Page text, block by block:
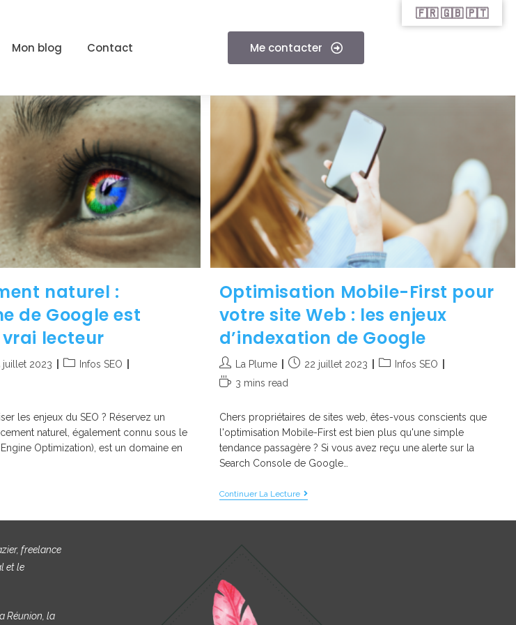
Mon blog Contact Me contacter
naturel :
de Google est
lecteur
juillet 2023
Infos SEO
les enjeux du SEO ? Réservez un
naturel, également connu sous le
Optimization), est un domaine en
Optimisation Mobile-First pour
votre site Web : les enjeux
d’indexation de Google
La Plume 22 juillet 2023
Infos SEO
3 mins read
Chers propriétaires de sites web, êtes-vous conscients que
l'optimisation Mobile-First est bien plus qu'une simple
tendance passagère ? Si vous avez reçu une alerte sur la
Search Console de Google…
Continuer La Lecture
freelance
et le
Réunion, la
🇫🇷 🇬🇧 🇵🇹